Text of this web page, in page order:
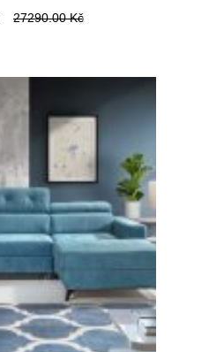
27290.00 Kč